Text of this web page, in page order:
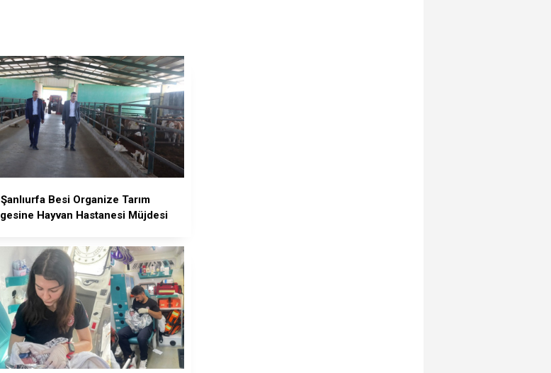
Şanlıurfa Besi Organize Tarım
Hayvan Hastanesi Müjdesi